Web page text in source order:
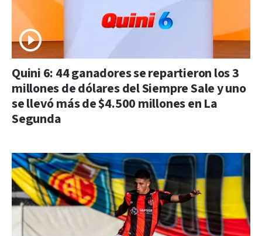
Quini 6: 44 ganadores se repartieron los 3
millones de dólares del Siempre Sale y uno
se llevó más de $4.500 millones en La
Segunda